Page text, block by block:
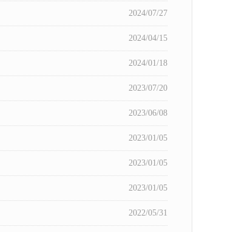
2024/07/27
2024/04/15
2024/01/18
2023/07/20
2023/06/08
2023/01/05
2023/01/05
2023/01/05
2022/05/31